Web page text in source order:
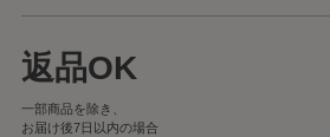
返品OK
一部商品を除き、
お届け後7日以内の場合